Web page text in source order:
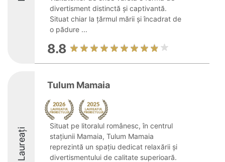
divertisment distinctă și captivantă.
Situat chiar la țărmul mării și încadrat de
o pădure ...
8.8
Laureați
Tulum Mamaia
Situat pe litoralul românesc, în centrul
stațiunii Mamaia, Tulum Mamaia
reprezintă un spațiu dedicat relaxării și
divertismentului de calitate superioară.